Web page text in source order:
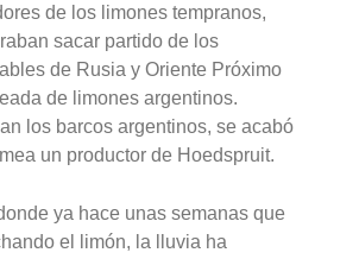
de los limones tempranos,
sacar partido de los
de Rusia y Oriente Próximo
de limones argentinos.
los barcos argentinos, se acabó
un productor de Hoedspruit.
ya hace unas semanas que
el limón, la lluvia ha